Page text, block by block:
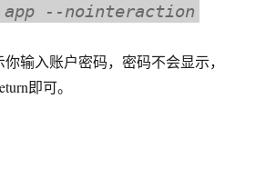
--nointeraction
输入账户密码，密码不会显示，
即可。